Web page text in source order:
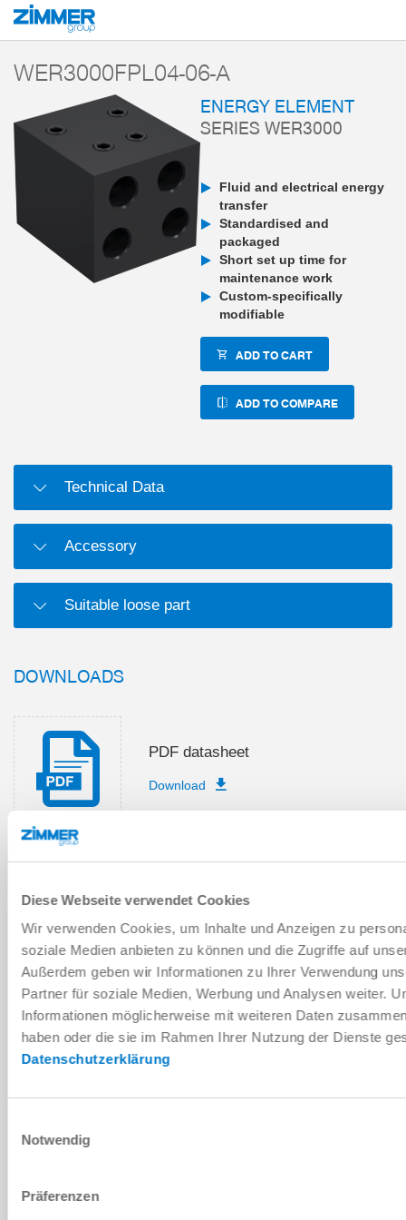
Diese Webseite verwendet Cookies
Wir verwenden Cookies, um Inhalte und Anzeigen zu
soziale Medien anbieten zu können und die Zugriffe auf
Außerdem geben wir Informationen zu Ihrer Verwendung
Partner für soziale Medien, Werbung und Analysen weiter.
Informationen möglicherweise mit weiteren Daten
haben oder die sie im Rahmen Ihrer Nutzung der Dienste
Datenschutzerklärung
Notwendig
Präferenzen
Start Products
WER3000FPL04-06-A
ENERGY ELEMENT
SERIES WER3000
Fluid and electrical energy
transfer
Standardised and
packaged
Short set up time for
maintenance work
Custom-specifically
modifiable
ADD TO CART
ADD TO COMPARE
Technical Data
Accessory
Suitable loose part
DOWNLOADS
PDF datasheet
Download
Spare part boms
Download
Installation and operating
instructions